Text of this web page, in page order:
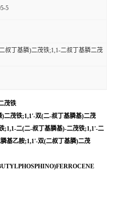
5
叔丁基膦)二茂铁;1,1-二叔丁基膦二茂
茂铁
二茂铁;1,1'-双(二-叔丁基膦基)二茂
;1,1-二(二-叔丁基膦基)-二茂铁;1,1'-二
基乙胺;1,1'-双(二叔丁基膦)二茂